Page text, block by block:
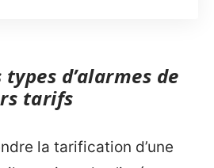
d’alarmes de
tarifs
la tarification d’une